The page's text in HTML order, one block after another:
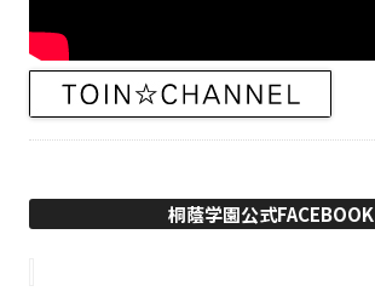
桐蔭学園公式FACEBOOK